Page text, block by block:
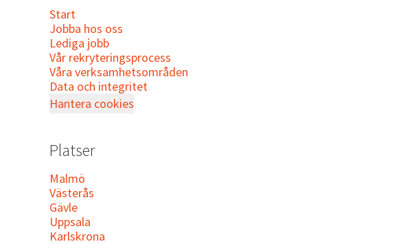
Start
Jobba hos oss
Lediga jobb
Vår rekryteringsprocess
Våra verksamhetsområden
Data och integritet
Hantera cookies
Platser
Malmö
Västerås
Gävle
Uppsala
Karlskrona